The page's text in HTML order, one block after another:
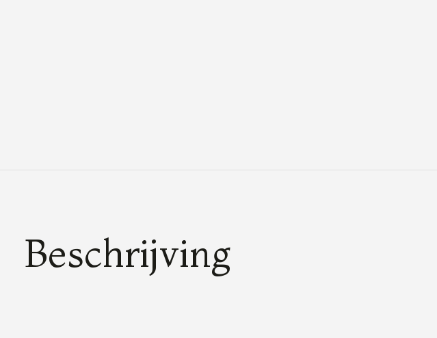
Beschrijving